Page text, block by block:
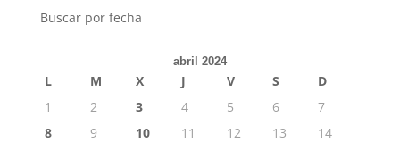
Buscar por fecha
abril 2024
L M X J V S
D
1
2 3 4 5 6
7
8
9 10 11 12 13
14